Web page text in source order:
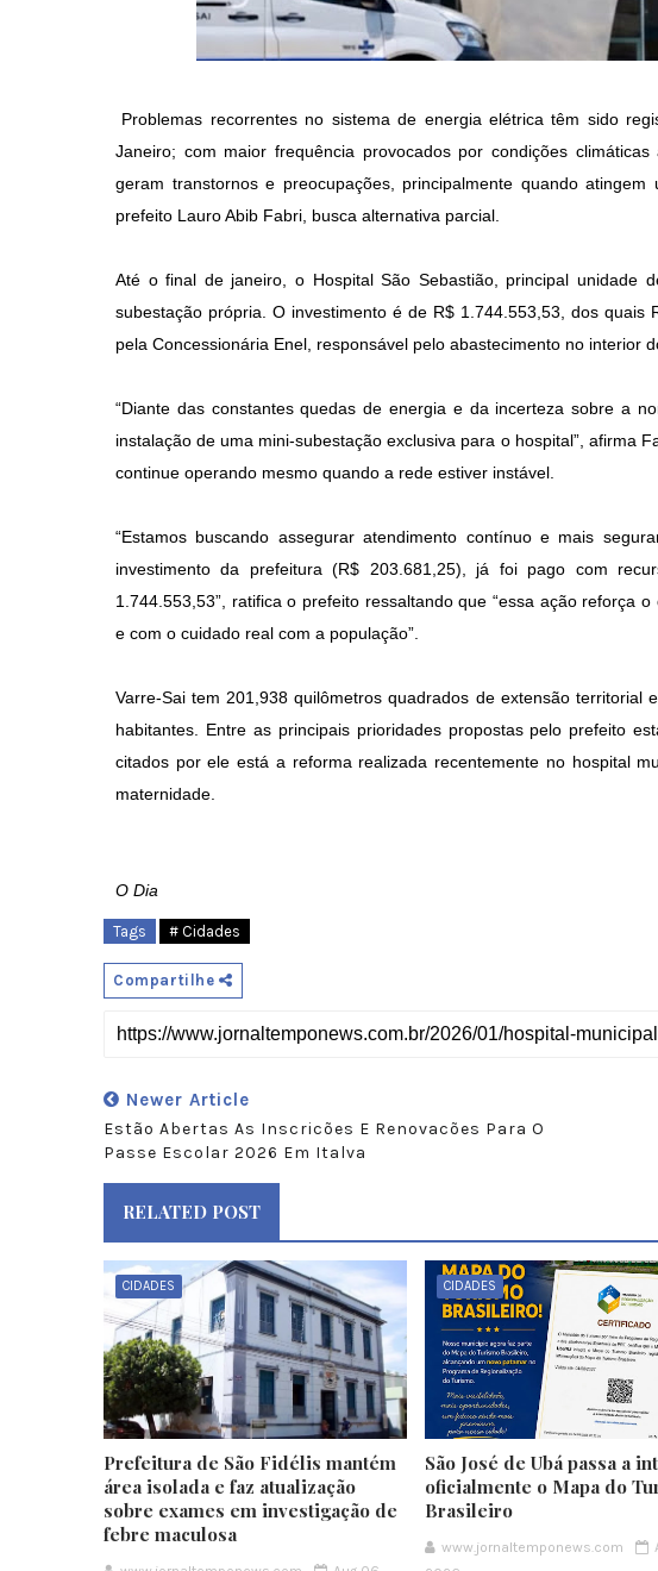
Problemas recorrentes no sistema de energia elétrica têm sido
Janeiro; com maior frequência provocados por condições
geram transtornos e preocupações, principalmente quando
prefeito Lauro Abib Fabri, busca alternativa parcial.
Até o final de janeiro, o Hospital São Sebastião, principal unidade
subestação própria. O investimento é de R$ 1.744.553,53, dos
pela Concessionária Enel, responsável pelo abastecimento no interior
“Diante das constantes quedas de energia e da incerteza sobre a
instalação de uma mini-subestação exclusiva para o hospital”, afirma
continue operando mesmo quando a rede estiver instável.
“Estamos buscando assegurar atendimento contínuo e mais
investimento da prefeitura (R$ 203.681,25), já foi pago com
1.744.553,53”, ratifica o prefeito ressaltando que “essa ação reforça
e com o cuidado real com a população”.
Varre-Sai tem 201,938 quilômetros quadrados de extensão territorial
habitantes. Entre as principais prioridades propostas pelo prefeito
citados por ele está a reforma realizada recentemente no hospital
maternidade.
O Dia
Tags # Cidades
Compartilhe
Newer Article
Estão Abertas As Inscricões E Renovacões Para O
Passe Escolar 2026 Em Italva
RELATED POST
CIDADES
Prefeitura de São Fidélis mantém
área isolada e faz atualização
sobre exames em investigação de
febre maculosa
CIDADES
São José de Ubá passa a
oficialmente o Mapa do
Brasileiro
www.jornaltemponews.com